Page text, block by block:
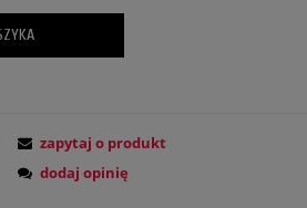
zapytaj o produkt
dodaj opinię